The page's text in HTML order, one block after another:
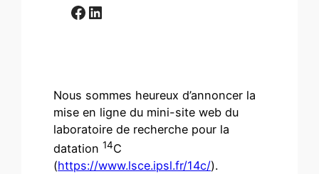
Facebook LinkedIn
Nous sommes heureux d’annoncer la
mise en ligne du mini-site web du
laboratoire de recherche pour la
datation 14C
(https://www.lsce.ipsl.fr/14c/).